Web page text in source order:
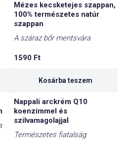
Mézes kecsketejes szappan,
100% természetes natúr
szappan
A száraz bőr mentsvára
1590 Ft
Kosárba teszem
Nappali arckrém Q10
koenzimmel és
szilvamagolajjal
Természetes fiatalság